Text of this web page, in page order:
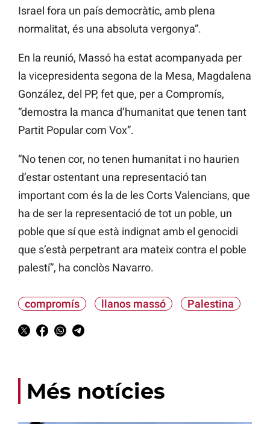
Israel fora un país democràtic, amb plena
normalitat, és una absoluta vergonya”.
En la reunió, Massó ha estat acompanyada per
la vicepresidenta segona de la Mesa, Magdalena
González, del PP, fet que, per a Compromís,
“demostra la manca d’humanitat que tenen tant
Partit Popular com Vox”.
“No tenen cor, no tenen humanitat i no haurien
d’estar ostentant una representació tan
important com és la de les Corts Valencians, que
ha de ser la representació de tot un poble, un
poble que sí que està indignat amb el genocidi
que s’està perpetrant ara mateix contra el poble
palestí”, ha conclòs Navarro.
compromís llanos massó Palestina
Més notícies